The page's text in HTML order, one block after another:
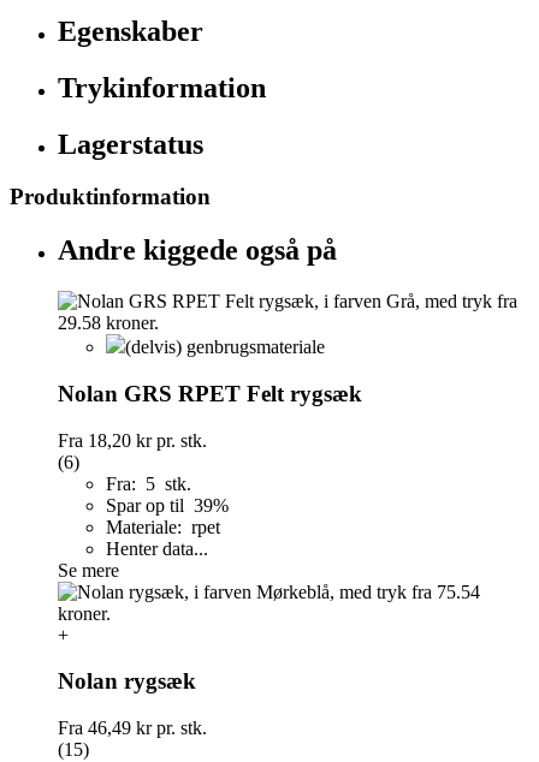
Egenskaber
Trykinformation
Lagerstatus
Produktinformation
Andre kiggede også på
(delvis) genbrugsmateriale
Nolan GRS RPET Felt rygsæk
Fra 18,20 krpr. stk.
(6)
Fra: 5 stk.
Spar op til 39%
Materiale: rpet
Henter data...
Se mere
+
Nolan rygsæk
Fra 46,49 krpr. stk.
(15)